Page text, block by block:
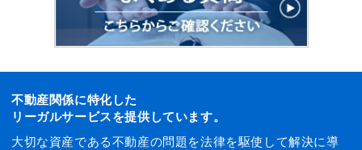
不動産関係に特化した
リーガルサービスを提供しています。
大切な資産である不動産の問題を法律を駆使して解決に導